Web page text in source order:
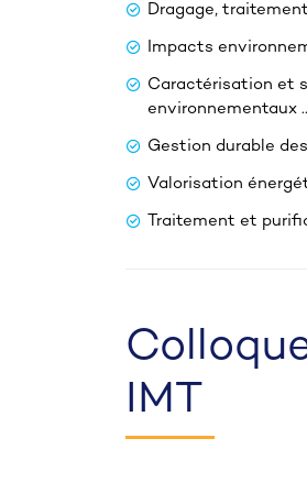
Dragage,
Impacts
Caractérisation et
environnementaux
Gestion durable
Valorisation
Traitement et
IMT